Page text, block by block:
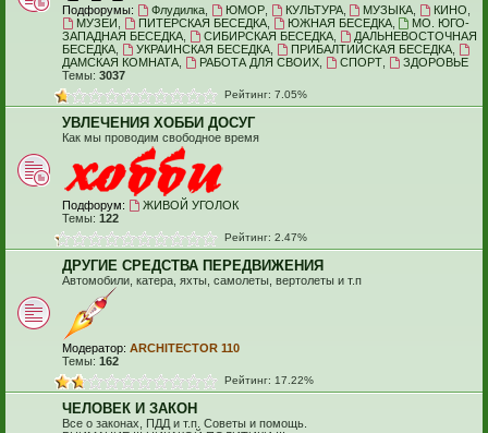
Подфорумы: Флудилка, ЮМОР, КУЛЬТУРА, МУЗЫКА КИНО
МУЗЕИ
ПИТЕРСКАЯ БЕСЕДКА, ЮЖНАЯ БЕСЕДКА,
МО. ЮГО-
ЗАПАДНАЯ БЕСЕДКА
СИБИРСКАЯ БЕСЕДКА,
ДАЛЬНЕВОСТОЧНАЯ
БЕСЕДКА
УКРАИНСКАЯ БЕСЕДКА, ПРИБАЛТИЙСКАЯ БЕСЕДКА,
ДАМСКАЯ КОМНАТА
РАБОТА ДЛЯ СВОИХ, СПОРТ,
ЗДОРОВЬЕ
Темы: 3037
Рейтинг: 7.05%
УВЛЕЧЕНИЯ ХОББИ ДОСУГ
Как мы проводим свободное время
Подфорум:
ЖИВОЙ УГОЛОК
Темы: 122
Рейтинг: 2.47%
ДРУГИЕ СРЕДСТВА ПЕРЕДВИЖЕНИЯ
Автомобили, катера, яхты, самолеты, вертолеты и т.п
Модератор: ARCHITECTOR 110
Темы: 162
Рейтинг: 17.22%
ЧЕЛОВЕК И ЗАКОН
Все о законах, ПДД и т.п. Советы и помощь.